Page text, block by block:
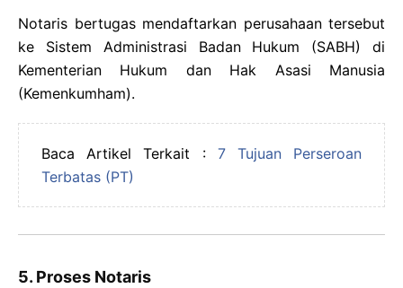
Notaris bertugas mendaftarkan perusahaan tersebut
ke Sistem Administrasi Badan Hukum (SABH) di
Kementerian Hukum dan Hak Asasi Manusia
(Kemenkumham).
Baca Artikel Terkait : 7 Tujuan Perseroan
Terbatas (PT)
5. Proses Notaris